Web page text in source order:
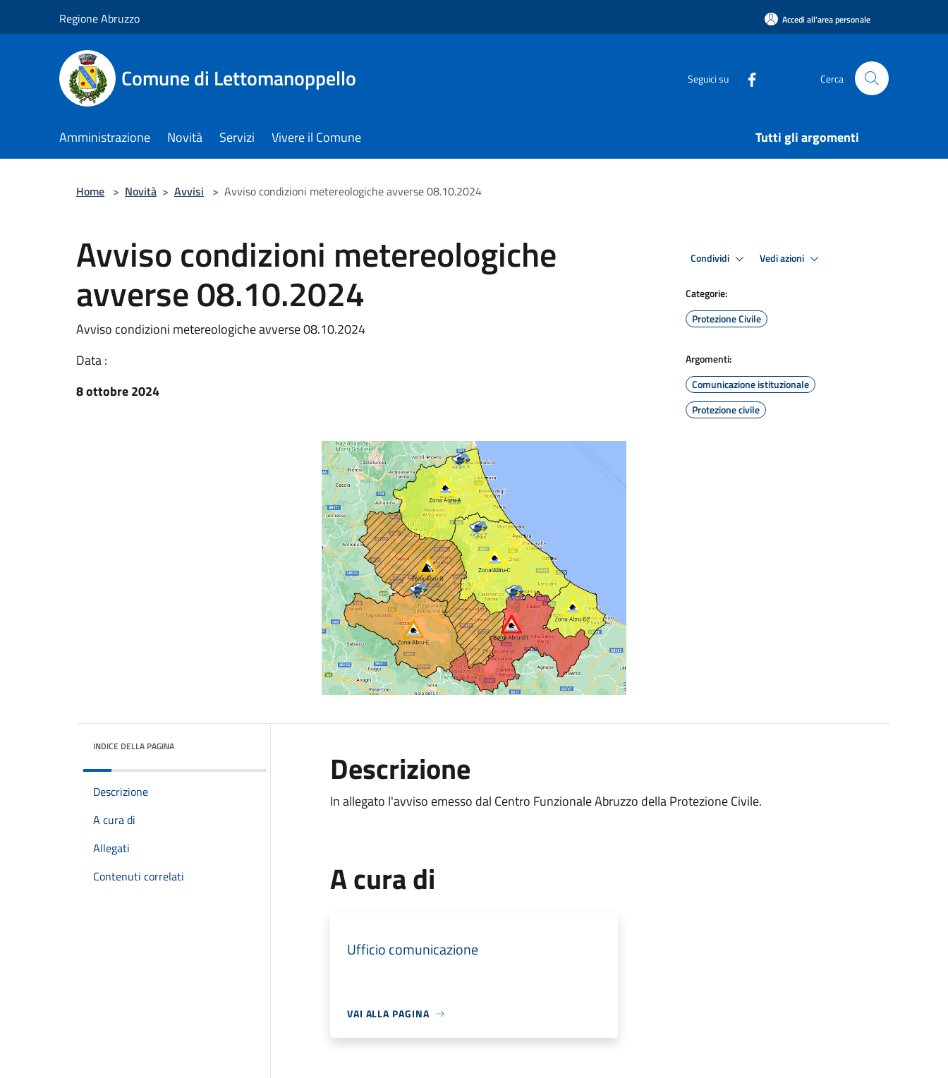
Regione Abruzzo Accedi all'area personale
Comune di Lettomanoppello Seguici su Cerca
Amministrazione Novità Servizi Vivere il Comune Tutti gli argomenti
Home > Novità > Avvisi > Avviso condizioni metereologiche avverse 08.10.2024
Avviso condizioni metereologiche
avverse 08.10.2024
Avviso condizioni metereologiche avverse 08.10.2024
Data :
8 ottobre 2024
Condividi Vedi azioni
Categorie:
Protezione Civile
Argomenti:
Comunicazione istituzionale
Protezione civile
INDICE DELLA PAGINA
Descrizione
A cura di
Allegati
Contenuti correlati
Descrizione
In allegato l'avviso emesso dal Centro Funzionale Abruzzo della Protezione Civile.
A cura di
Ufficio comunicazione
VAI ALLA PAGINA